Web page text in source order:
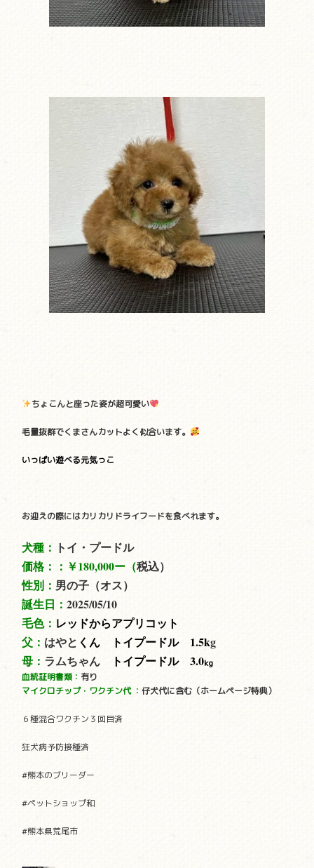
ちょこんと座った姿が超可愛い
毛量抜群でくまさんカットよく似合います。
いっぱい遊べる元気っこ
お迎えの際にはカリカリドライフードを食べれます。
犬種： トイ・プードル
価格：： ￥180,000ー（税込）
性別： 男の子（オス）
誕生日：2025/05/10
毛色： レッドからアプリコット
父： はやと くん トイプードル 1.5kg
母： ラムちゃん トイプードル 3.0kg
血統証明書類： 有り
マイクロチップ・ワクチン代 ：仔犬代に含む（ホームページ特典）
６種混合ワクチン３回目済
狂犬病予防接種済
#熊本のブリーダー
#ペットショップ和
#熊本県荒尾市